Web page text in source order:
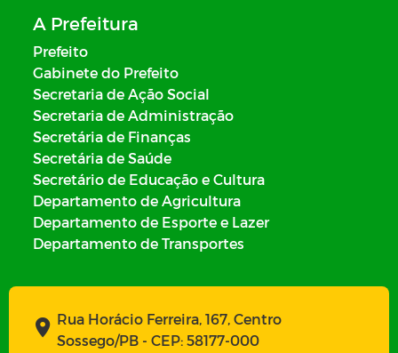
A Prefeitura
Prefeito
Gabinete do Prefeito
Secretaria de Ação Social
Secretaria de Administração
Secretária de Finanças
Secretária de Saúde
Secretário de Educação e Cultura
Departamento de Agricultura
Departamento de Esporte e Lazer
Departamento de Transportes
Rua Horácio Ferreira, 167, Centro
Sossego/PB - CEP: 58177-000